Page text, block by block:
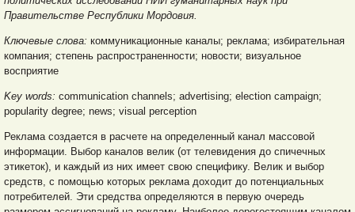
Правительстве Республики Мордовия.
Ключевые слова: коммуникационные каналы; реклама; избирательная
компания; степень распространенности; новости; визуальное
восприятие
Key words: communication channels; advertising; election campaign;
popularity degree; news; visual perception
Реклама создается в расчете на определенный канал массовой
информации. Выбор каналов велик (от телевидения до спичечных
этикеток), и каждый из них имеет свою специфику. Велик и выбор
средств, с помощью которых реклама доходит до потенциальных
потребителей. Эти средства определяются в первую очередь